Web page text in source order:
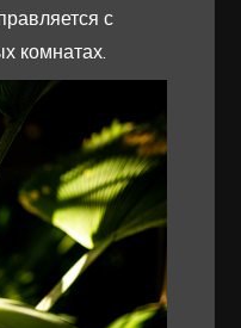
с
комнатах.